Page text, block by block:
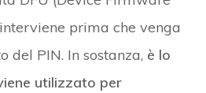
prima che venga
del PIN. In sostanza, è lo
utilizzato per